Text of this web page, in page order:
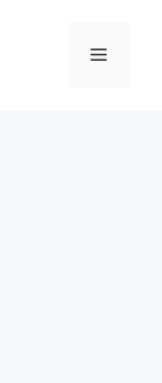
Menu